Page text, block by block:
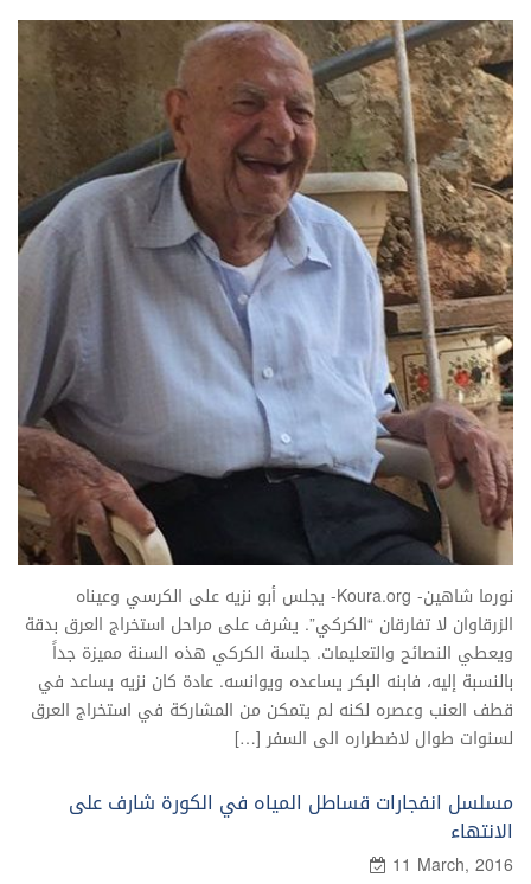
نورما شاهين- Koura.org- يجلس أبو نزيه على الكرسي وعيناه
الزرقاوان لا تفارقان “الكركي”. يشرف على مراحل استخراج العرق بدقة
ويعطي النصائح والتعليمات. جلسة الكركي هذه السنة مميزة جداً
بالنسبة إليه، فابنه البكر يساعده ويوانسه. عادة كان نزيه يساعد في
قطف العنب وعصره لكنه لم يتمكن من المشاركة في استخراج العرق
لسنوات طوال لاضطراره الى السفر […]
مسلسل انفجارات قساطل المياه في الكورة شارف على
الانتهاء
11 March, 2016